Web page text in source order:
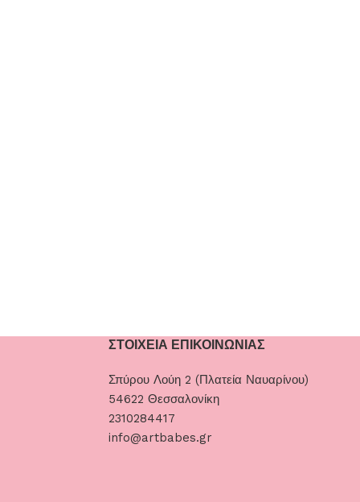
ΣΤΟΙΧΕΙΑ ΕΠΙΚΟΙΝΩΝΙΑΣ
Σπύρου Λούη 2 (Πλατεία Ναυαρίνου)
54622 Θεσσαλονίκη
2310284417
info@artbabes.gr